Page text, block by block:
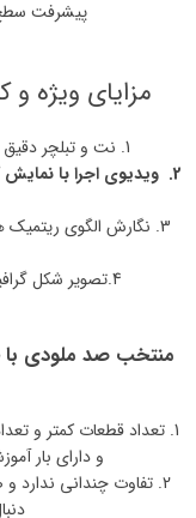
پیشرفت
مزایای ویژه و
1. نت و تبلچر دقیق و بدون اشکال همراه با نگارش آکوردها
2. ویدیوی اجرا با
3. نگارش الگوی
4.تصویر شکل گرافیکی (دیاگرام) آکوردهای استفاده شده
منتخب صد ملودی با
1. تعداد قطعات کمتر و
و دارای بار
2. تفاوت چندانی ندارد